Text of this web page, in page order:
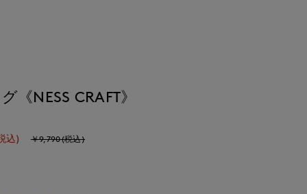
《NESS CRAFT》
込) ￥9,790(税込)